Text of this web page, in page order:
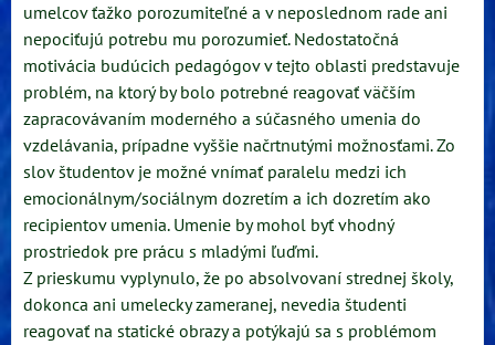
umelcov ťažko porozumiteľné a v neposlednom rade ani
nepociťujú potrebu mu porozumieť. Nedostatočná
motivácia budúcich pedagógov v tejto oblasti predstavuje
problém, na ktorý by bolo potrebné reagovať väčším
zapracovávaním moderného a súčasného umenia do
vzdelávania, prípadne vyššie načrtnutými možnosťami. Zo
slov študentov je možné vnímať paralelu medzi ich
emocionálnym/sociálnym dozretím a ich dozretím ako
recipientov umenia. Umenie by mohol byť vhodný
prostriedok pre prácu s mladými ľuďmi.
Z prieskumu vyplynulo, že po absolvovaní strednej školy,
dokonca ani umelecky zameranej, nevedia študenti
reagovať na statické obrazy a potýkajú sa s problémom